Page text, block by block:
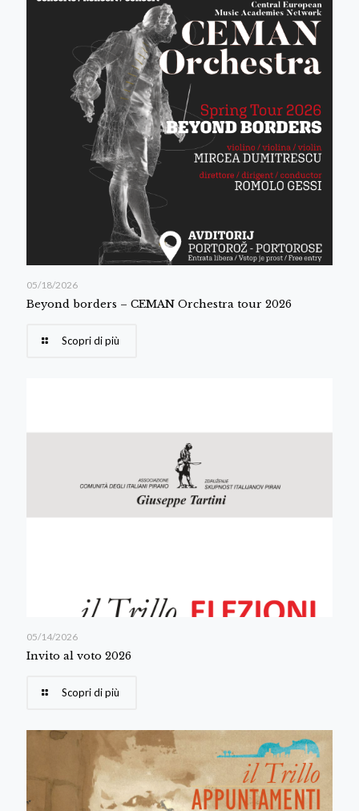
05/18/2026
Beyond borders – CEMAN Orchestra tour 2026
Scopri di più
05/14/2026
Invito al voto 2026
Scopri di più